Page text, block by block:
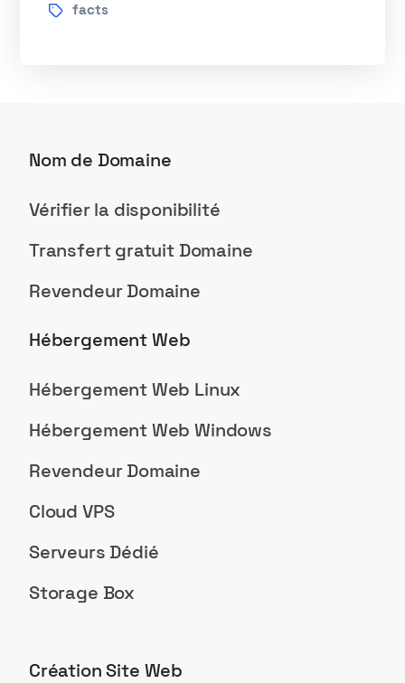
facts
Nom de Domaine
Vérifier la disponibilité
Transfert gratuit Domaine
Revendeur Domaine
Hébergement Web
Hébergement Web Linux
Hébergement Web Windows
Revendeur Domaine
Cloud VPS
Serveurs Dédié
Storage Box
Création Site Web